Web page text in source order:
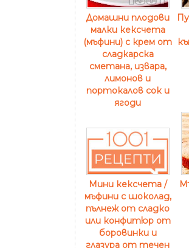
Домашни плодови
малки кексчета
(мъфини) с крем от
сладкарска
сметана, извара,
лимонов и
портокалов сок и
ягоди
Мини кексчета /
мъфини с шоколад,
пълнеж от сладко
или конфитюр от
боровинки и
глазура от течен